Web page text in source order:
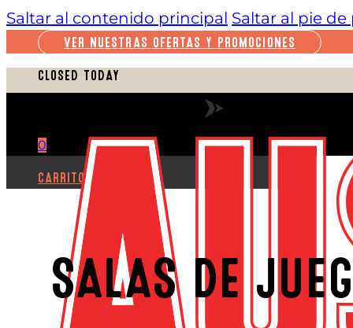
Saltar al contenido principal Saltar al pie de
VER NUESTRAS OFERTAS Y PROMOCIONES
CLOSED TODAY
0
CARRITO
SALAS DE